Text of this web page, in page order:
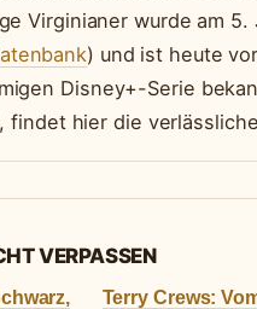
Virginianer wurde am 5.
) und ist heute
Disney+-Serie
findet hier die
VERPASSEN
Terry Crews: